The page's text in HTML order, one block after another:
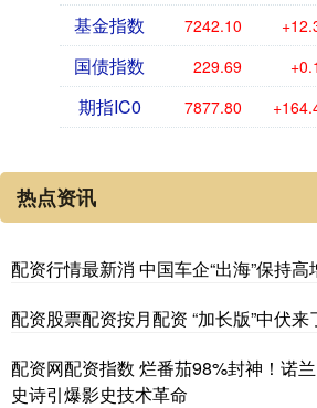
基金指数 7242.10
国债指数 229.69
期指IC0 7877.80
热点资讯
配资行情最新消 中国车企“出海”保持高
配资股票配资按月配资 “加长版”中伏来
配资网配资指数 烂番茄98%封神！诺
史诗引爆影史技术革命